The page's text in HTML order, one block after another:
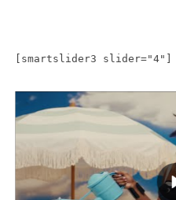
[smartslider3 slider="4"]